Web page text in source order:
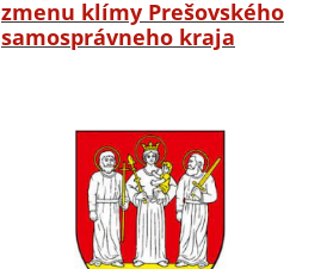
zmenu klímy Prešovského
samosprávneho kraja